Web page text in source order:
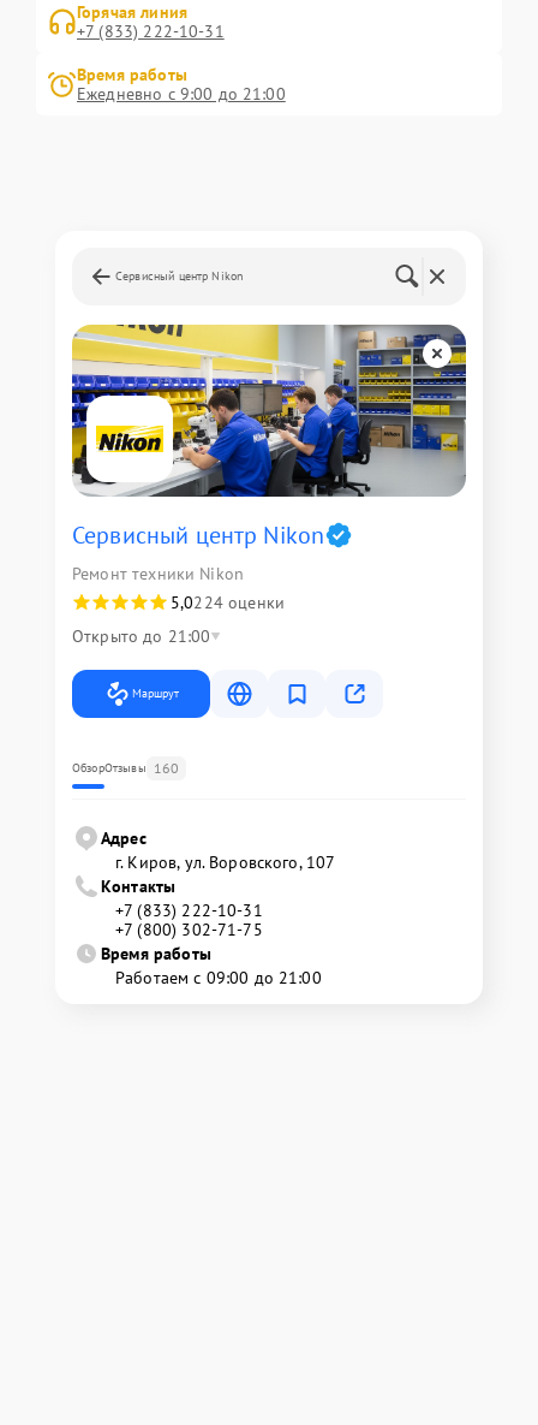
Горячая линия
+7 (833) 222-10-31
Время работы
Ежедневно с 9:00 до 21:00
Сервисный центр Nikon
Сервисный центр Nikon
Ремонт техники Nikon
5,0224 оценки
Открыто до 21:00
Маршрут
ОбзорОтзывы 160
Адрес
г. Киров, ул. Воровского, 107
Контакты
+7 (833) 222-10-31
+7 (800) 302-71-75
Время работы
Работаем с 09:00 до 21:00